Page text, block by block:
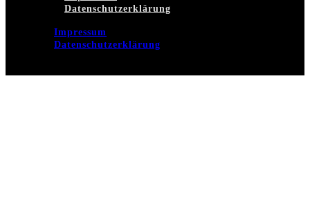
Datenschutzerklärung
Impressum
Datenschutzerklärung